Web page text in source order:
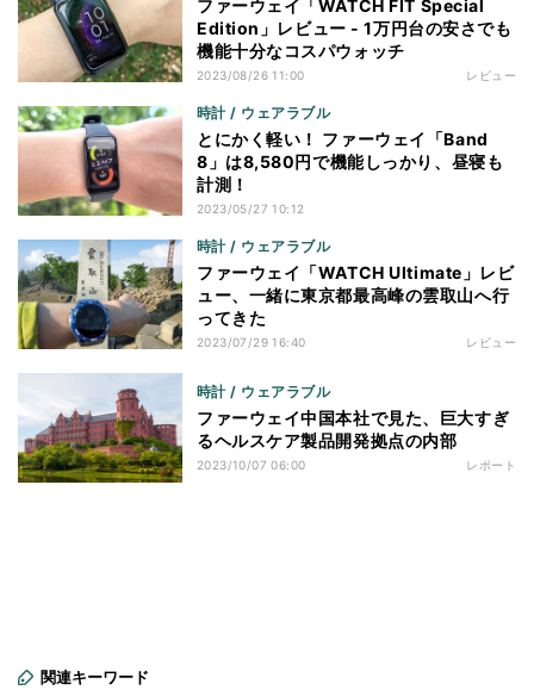
ファーウェイ「WATCH FIT Special
Edition」レビュー - 1万円台の安さでも
機能十分なコスパウォッチ
2023/08/26 11:00 レビュー
時計 / ウェアラブル
とにかく軽い！ ファーウェイ「Band
8」は8,580円で機能しっかり、昼寝も
計測！
2023/05/27 10:12
時計 / ウェアラブル
ファーウェイ「WATCH Ultimate」レビ
ュー、一緒に東京都最高峰の雲取山へ行
ってきた
2023/07/29 16:40 レビュー
時計 / ウェアラブル
ファーウェイ中国本社で見た、巨大すぎ
るヘルスケア製品開発拠点の内部
2023/10/07 06:00 レポート
関連キーワード